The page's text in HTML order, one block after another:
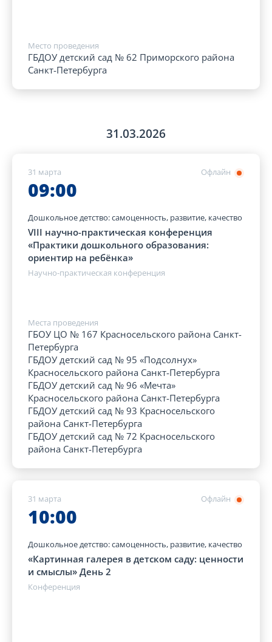
Место проведения
ГБДОУ детский сад № 62 Приморского района
Санкт-Петербурга
31.03.2026
Офлайн
31 марта
09:00
Дошкольное детство: самоценность, развитие, качество
VIII научно-практическая конференция
«Практики дошкольного образования:
ориентир на ребёнка»
Научно-практическая конференция
Места проведения
ГБОУ ЦО № 167 Красносельского района Санкт-
Петербурга
ГБДОУ детский сад № 95 «Подсолнух»
Красносельского района Санкт-Петербурга
ГБДОУ детский сад № 96 «Мечта»
Красносельского района Санкт-Петербурга
ГБДОУ детский сад № 93 Красносельского
района Санкт-Петербурга
ГБДОУ детский сад № 72 Красносельского
района Санкт-Петербурга
Офлайн
31 марта
10:00
Дошкольное детство: самоценность, развитие, качество
«Картинная галерея в детском саду: ценности
и смыслы» День 2
Конференция